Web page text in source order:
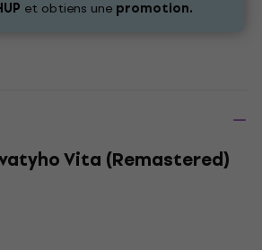
et obtiens une promotion.
Vita (Remastered)